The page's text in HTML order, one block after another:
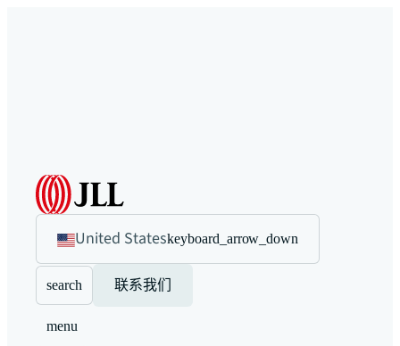
United Stateskeyboard_arrow_down
search 联系我们
menu